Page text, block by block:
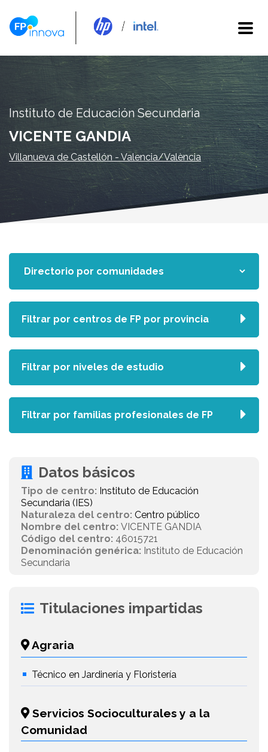
Instituto de Educación Secundaria
VICENTE GANDIA
Villanueva de Castellón - Valencia/València
Datos básicos
Tipo de centro: Instituto de Educación
Secundaria (IES)
Naturaleza del centro: Centro público
Nombre del centro: VICENTE GANDIA
Código del centro: 46015721
Denominación genérica: Instituto de Educación
Secundaria
Titulaciones impartidas
Agraria
Técnico en Jardinería y Floristería
Servicios Socioculturales y a la
Comunidad
Filtrar por centros de FP por provincia
Filtrar por niveles de estudio
Filtrar por familias profesionales de FP